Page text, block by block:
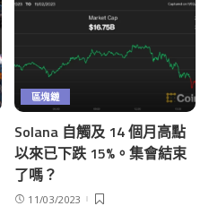
區塊鏈
Solana 自觸及 14 個月高點
以來已下跌 15%。集會結束
了嗎？
11/03/2023